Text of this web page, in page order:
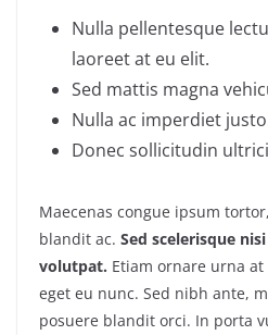
Nulla pellentesque
laoreet at eu elit.
Sed mattis magna
Nulla ac imperdiet
Donec sollicitudin
Maecenas congue ipsum
blandit ac. Sed scelerisque
volutpat. Etiam ornare urna
eget eu nunc. Sed nibh ante,
posuere blandit orci. In porta